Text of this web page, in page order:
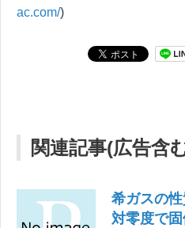
ac.com/)
関連記事(広告含
希ガスの
対零度で